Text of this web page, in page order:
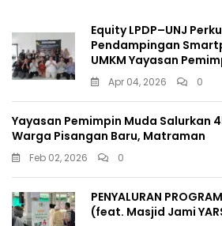
Equity LPDP–UNJ
Pendampingan
UMKM Yayasan
Apr 04, 2026 0
Yayasan Pemimpin Muda Salurkan
Warga Pisangan Baru, Matraman
Feb 02, 2026 0
PENYALURAN
(feat. Masjid Jami